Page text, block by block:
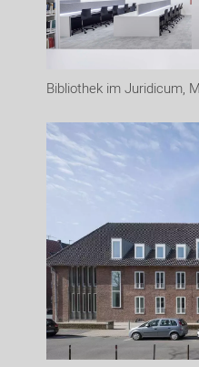
Bibliothek im Juridicum,